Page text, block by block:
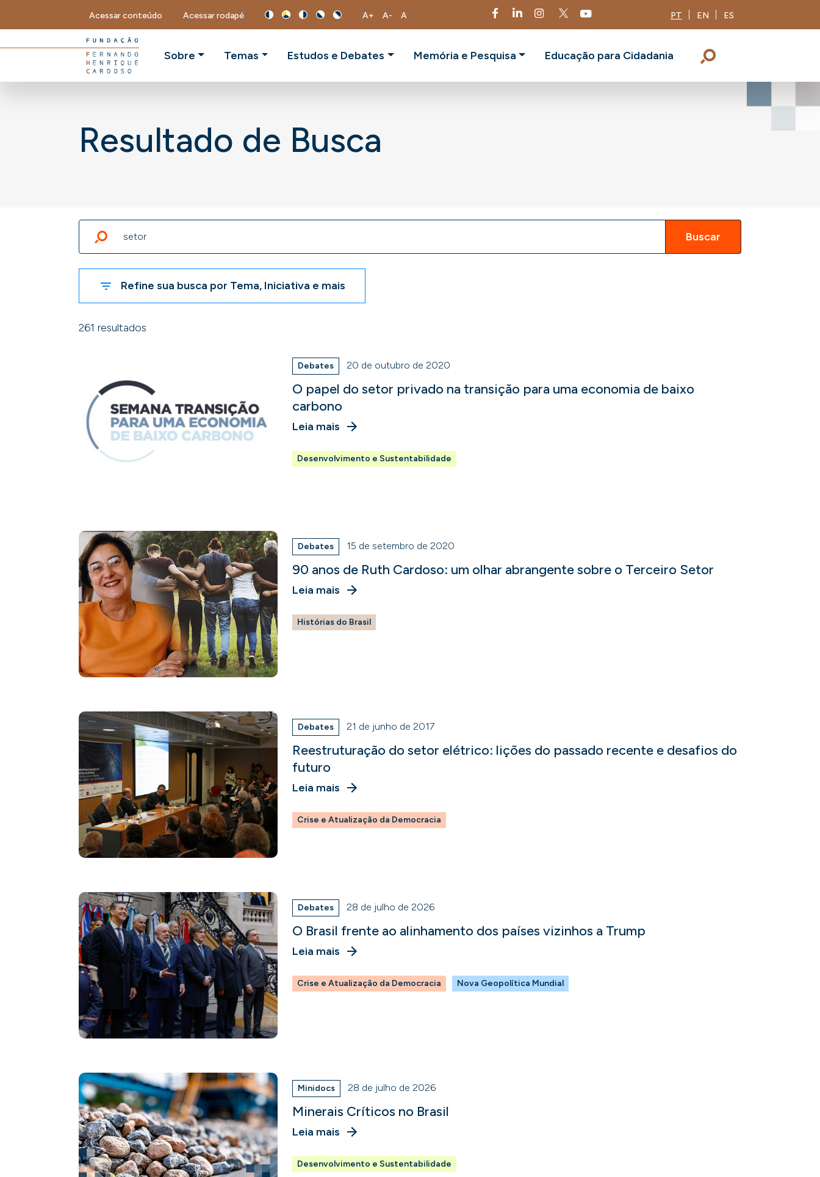
Acessar conteúdo Acessar rodapé A+ A- A PT EN ES
Sobre Temas Estudos e Debates Memória e Pesquisa Educação para Cidadania
Resultado de Busca
Buscar
Refine sua busca por Tema, Iniciativa e mais
261 resultados
Debates 20 de outubro de 2020
O papel do setor privado na transição para uma economia de baixo
carbono
Leia mais
Desenvolvimento e Sustentabilidade
Debates 15 de setembro de 2020
90 anos de Ruth Cardoso: um olhar abrangente sobre o Terceiro Setor
Leia mais
Histórias do Brasil
Debates 21 de junho de 2017
Reestruturação do setor elétrico: lições do passado recente e desafios do
futuro
Leia mais
Crise e Atualização da Democracia
Debates 28 de julho de 2026
O Brasil frente ao alinhamento dos países vizinhos a Trump
Leia mais
Crise e Atualização da Democracia Nova Geopolítica Mundial
Minidocs 28 de julho de 2026
Minerais Críticos no Brasil
Leia mais
Desenvolvimento e Sustentabilidade